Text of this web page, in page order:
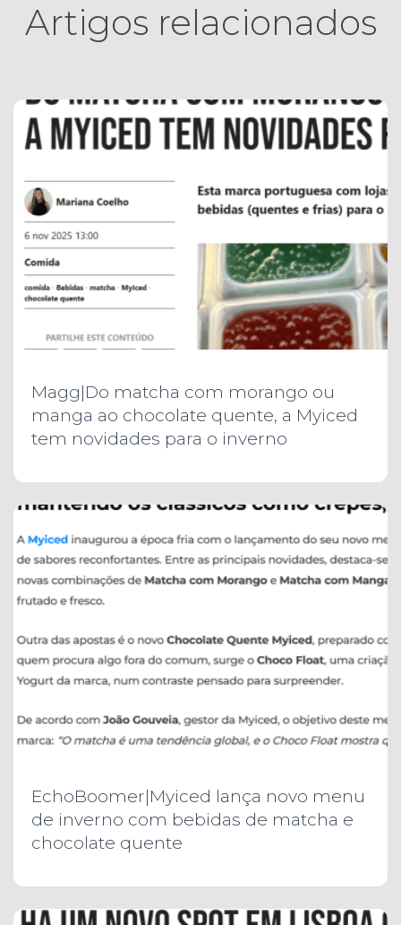
Artigos relacionados
Magg|Do matcha com morango ou
manga ao chocolate quente, a Myiced
tem novidades para o inverno
EchoBoomer|Myiced lança novo menu
de inverno com bebidas de matcha e
chocolate quente